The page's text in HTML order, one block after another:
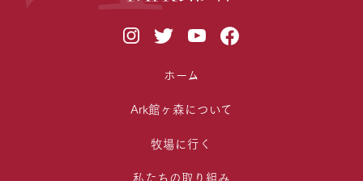
ホーム
Ark館ヶ森について
牧場に行く